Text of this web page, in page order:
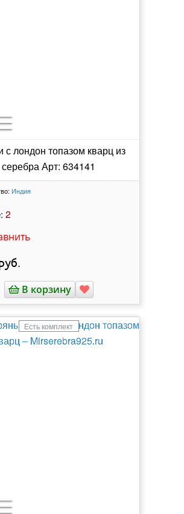
с лондон топазом кварц из
серебра Арт: 634141
Индия
2
В корзину
Есть комплект